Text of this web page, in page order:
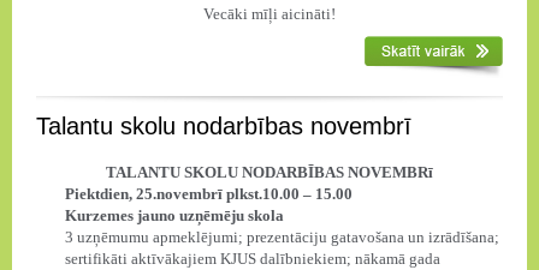
Vecāki mīļi aicināti!
Talantu skolu nodarbības novembrī
TALANTU SKOLU NODARBĪBAS NOVEMBRī
Piektdien, 25.novembrī plkst.10.00 – 15.00
Kurzemes jauno uzņēmēju skola
3 uzņēmumu apmeklējumi; prezentāciju gatavošana un izrādīšana;
sertifikāti aktīvākajiem KJUS dalībniekiem; nākamā gada